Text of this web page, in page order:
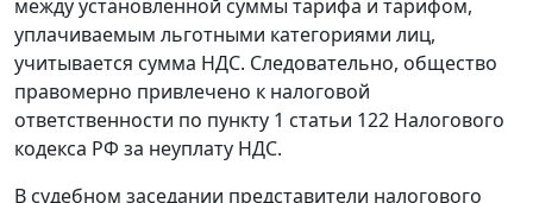
между установленной суммы тарифа и тарифом,
уплачиваемым льготными категориями лиц,
учитывается сумма НДС. Следовательно, общество
правомерно привлечено к налоговой
ответственности по пункту 1 статьи 122 Налогового
кодекса РФ за неуплату НДС.
В судебном заседании представители налогового